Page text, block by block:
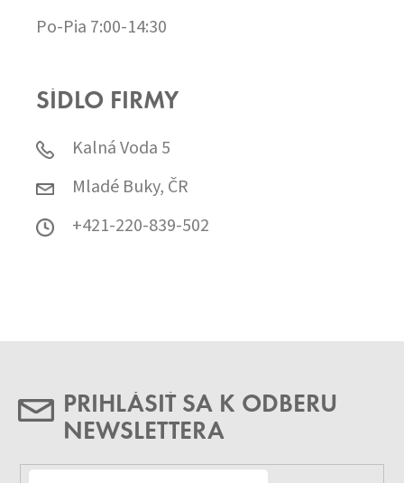
Po-Pia 7:00-14:30
SÍDLO FIRMY
Kalná Voda 5
Mladé Buky, ČR
+421-220-839-502
PRIHLÁSIŤ SA K ODBERU
NEWSLETTERA